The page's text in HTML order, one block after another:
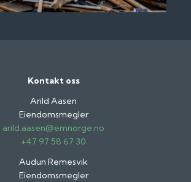
Kontakt oss
Arild Aasen
Eiendomsmegler
arild.aasen@emnorge.no
+47 97 58 67 30
Audun Remesvik
Eiendomsmegler